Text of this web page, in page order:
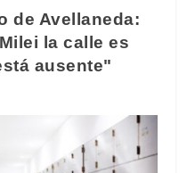
de Avellaneda:
la calle es
ausente"